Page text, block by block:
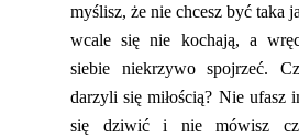
myślisz, że nie chcesz być taka
wcale się nie kochają, a
siebie niekrzywospojrzeć.
darzyli się miłością? Nie ufasz
się dziwić i nie mówisz